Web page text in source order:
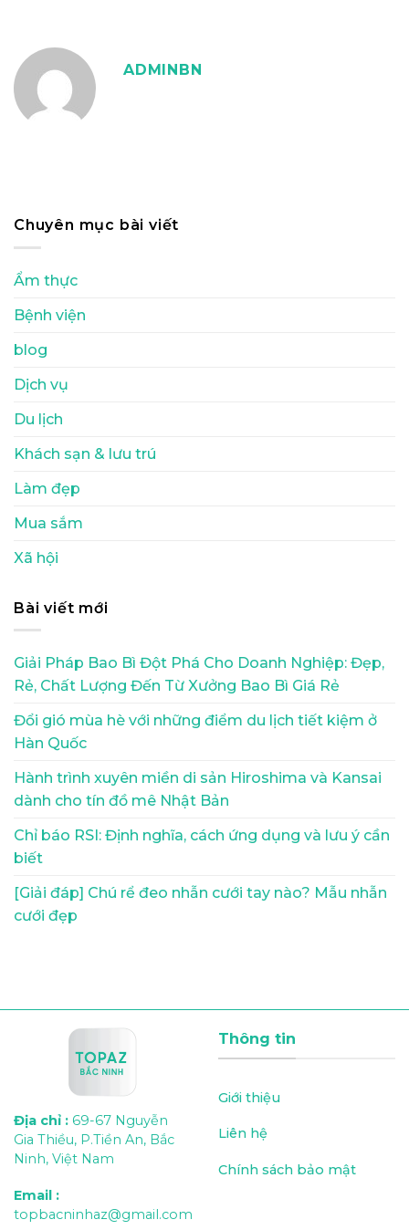
ADMINBN
Chuyên mục bài viết
Ẩm thực
Bệnh viện
blog
Dịch vụ
Du lịch
Khách sạn & lưu trú
Làm đẹp
Mua sắm
Xã hội
Bài viết mới
Giải Pháp Bao Bì Đột Phá Cho Doanh Nghiệp: Đẹp,
Rẻ, Chất Lượng Đến Từ Xưởng Bao Bì Giá Rẻ
Đổi gió mùa hè với những điểm du lịch tiết kiệm ở
Hàn Quốc
Hành trình xuyên miền di sản Hiroshima và Kansai
dành cho tín đồ mê Nhật Bản
Chỉ báo RSI: Định nghĩa, cách ứng dụng và lưu ý cần
biết
[Giải đáp] Chú rể đeo nhẫn cưới tay nào? Mẫu nhẫn
cưới đẹp
Địa chỉ : 69-67 Nguyễn
Gia Thiều, P.Tiền An, Bắc
Ninh, Việt Nam
Email :
topbacninhaz@gmail.com
Thông tin
Giới thiệu
Liên hệ
Chính sách bảo mật